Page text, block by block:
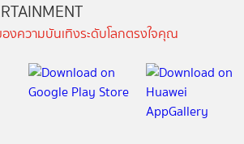
งความบันเทิงระดับโลกตรงใจคุณ